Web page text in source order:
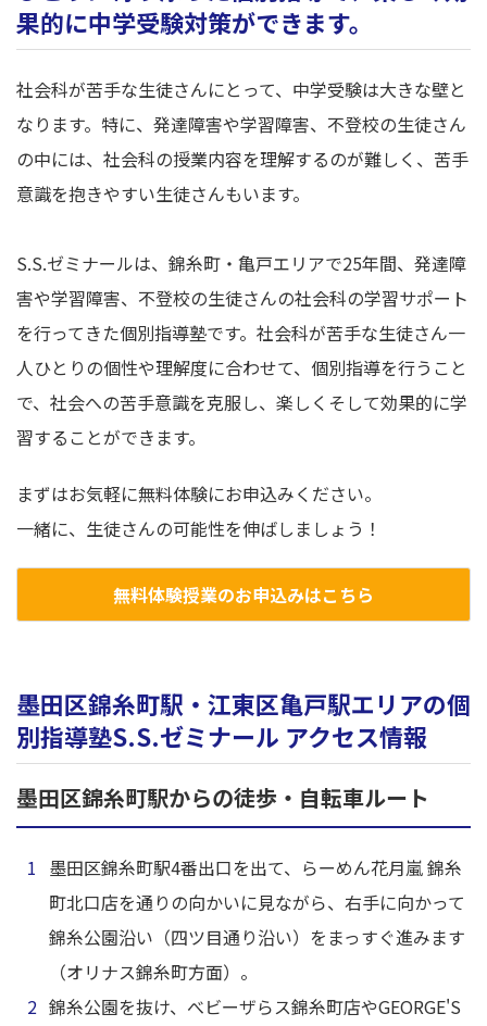
果的に中学受験対策ができます。
社会科が苦手な生徒さんにとって、中学受験は大きな壁と
なります。特に、発達障害や学習障害、不登校の生徒さん
の中には、社会科の授業内容を理解するのが難しく、苦手
意識を抱きやすい生徒さんもいます。
S.S.ゼミナールは、錦糸町・亀戸エリアで25年間、発達障
害や学習障害、不登校の生徒さんの社会科の学習サポート
を行ってきた個別指導塾です。社会科が苦手な生徒さん一
人ひとりの個性や理解度に合わせて、個別指導を行うこと
で、社会への苦手意識を克服し、楽しくそして効果的に学
習することができます。
まずはお気軽に無料体験にお申込みください。
一緒に、生徒さんの可能性を伸ばしましょう！
無料体験授業のお申込みはこちら
墨田区錦糸町駅・江東区亀戸駅エリアの個
別指導塾S.S.ゼミナール アクセス情報
墨田区錦糸町駅からの徒歩・自転車ルート
墨田区錦糸町駅4番出口を出て、らーめん花月嵐 錦糸
町北口店を通りの向かいに見ながら、右手に向かって
錦糸公園沿い（四ツ目通り沿い）をまっすぐ進みます
（オリナス錦糸町方面）。
錦糸公園を抜け、べビーザらス錦糸町店やGEORGE'S